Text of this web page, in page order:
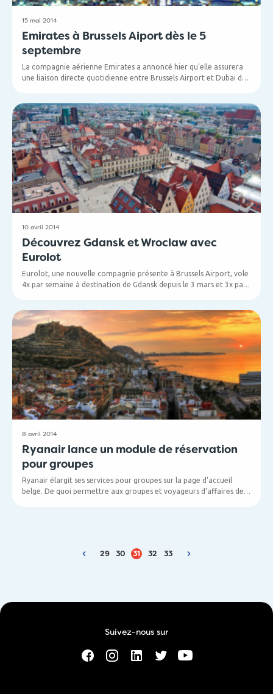
15 mai 2014
Emirates à Brussels Aiport dès le 5
septembre
La compagnie aérienne Emirates a annoncé hier qu'elle assurera
une liaison directe quotidienne entre Brussels Airport et Dubai dès
jour à Dubai International Airport.
Les vols seront effectués en Boeing 777-200 et offriront un
produit haut de gamme en Première Classe, Classe Affaires et
Classe Economique.
10 avril 2014
Découvrez Gdansk et Wroclaw avec
Eurolot
Eurolot, une nouvelle compagnie présente à Brussels Airport, vole
4x par semaine à destination de Gdansk depuis le 3 mars et 3x par
8 avril 2014
Ryanair lance un module de réservation
pour groupes
Ryanair élargit ses services pour groupes sur la page d'accueil
belge. De quoi permettre aux groupes et voyageurs d'affaires de
29 30 31 32 33
Suivez-nous sur